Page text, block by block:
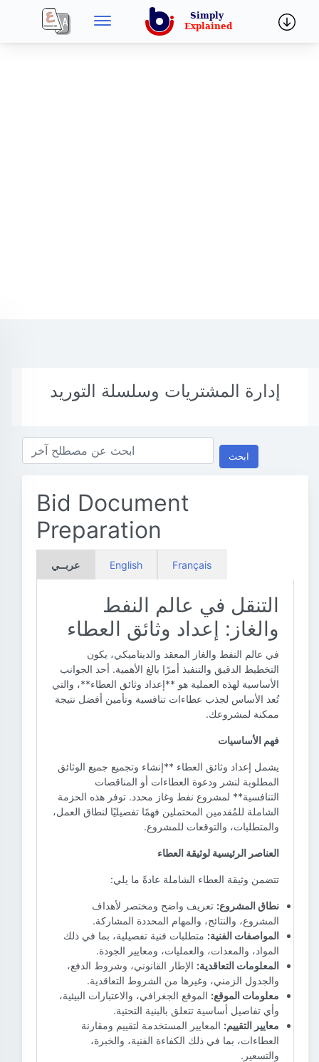
إدارة المشتريات وسلسلة التوريد
ابحث
Bid Document
Preparation
عربــي English Français
التنقل في عالم النفط
والغاز: إعداد وثائق العطاء
في عالم النفط والغاز المعقد والديناميكي، يكون
التخطيط الدقيق والتنفيذ أمرًا بالغ الأهمية. أحد الجوانب
الأساسية لهذه العملية هو **إعداد وثائق العطاء**، والتي
تُعد الأساس لجذب عطاءات تنافسية وتأمين أفضل نتيجة
ممكنة لمشروعك.
فهم الأساسيات
يشمل إعداد وثائق العطاء **إنشاء وتجميع جميع الوثائق
المطلوبة لنشر ودعوة العطاءات أو المناقصات
التنافسية** لمشروع نفط وغاز محدد. توفر هذه الحزمة
الشاملة للمُقدمين المحتملين فهمًا تفصيليًا لنطاق العمل،
والمتطلبات، والتوقعات للمشروع.
العناصر الرئيسية لوثيقة العطاء
تتضمن وثيقة العطاء الشاملة عادةً ما يلي:
نطاق المشروع: تعريف واضح ومختصر لأهداف
المشروع، والنتائج، والمهام المحددة المشاركة.
المواصفات الفنية: متطلبات فنية تفصيلية، بما في ذلك
المواد، والمعدات، والعمليات، ومعايير الجودة.
المعلومات التعاقدية: الإطار القانوني، وشروط الدفع،
والجدول الزمني، وغيرها من الشروط التعاقدية.
معلومات الموقع: الموقع الجغرافي، والاعتبارات البيئية،
وأي تفاصيل أساسية تتعلق بالبنية التحتية.
معايير التقييم: المعايير المستخدمة لتقييم ومقارنة
العطاءات، بما في ذلك الكفاءة الفنية، والخبرة،
والتسعير.